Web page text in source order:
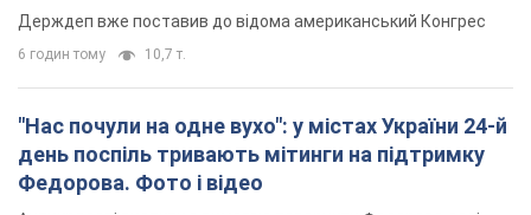
Держдеп вже поставив до відома американський Конгрес
6 годин тому 10,7 т.
"Нас почули на одне вухо": у містах України 24-й
день поспіль тривають мітинги на підтримку
Федорова. Фото і відео